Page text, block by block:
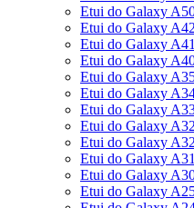
Etui do Galaxy
Etui do Galaxy
Etui do Galaxy A41
Etui do Galaxy
Etui do Galaxy
Etui do Galaxy
Etui do Galaxy
Etui do Galaxy
Etui do Galaxy
Etui do Galaxy A31
Etui do Galaxy
Etui do Galaxy